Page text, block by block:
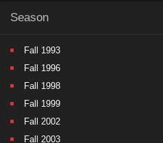
Season
Fall 1993
Fall 1996
Fall 1998
Fall 1999
Fall 2002
Fall 2003